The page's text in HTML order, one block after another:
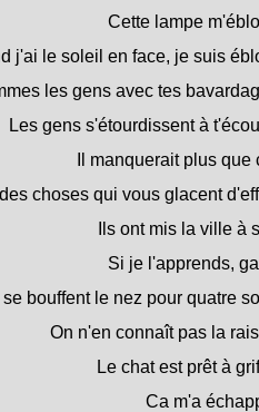
Cette lampe
j'ai le soleil en face, je suis
les gens avec tes
Les gens s'étourdissent à
Il manquerait plus que
choses qui vous glacent
Ils ont mis la ville à
Si je l'apprends,
se bouffent le nez pour quatre
On n'en connaît pas la
Le chat est prêt à
Ca m'a